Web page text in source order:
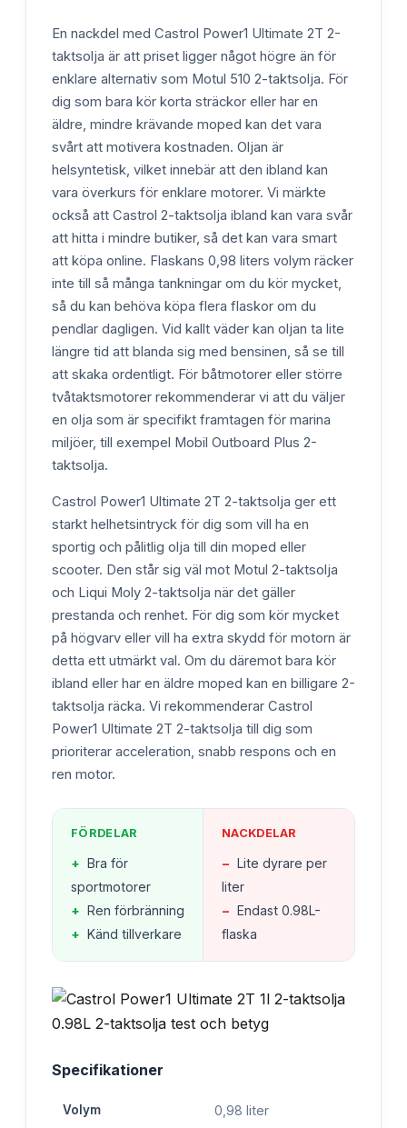
En nackdel med Castrol Power1 Ultimate 2T 2-
taktsolja är att priset ligger något högre än för
enklare alternativ som Motul 510 2-taktsolja. För
dig som bara kör korta sträckor eller har en
äldre, mindre krävande moped kan det vara
svårt att motivera kostnaden. Oljan är
helsyntetisk, vilket innebär att den ibland kan
vara överkurs för enklare motorer. Vi märkte
också att Castrol 2-taktsolja ibland kan vara svår
att hitta i mindre butiker, så det kan vara smart
att köpa online. Flaskans 0,98 liters volym räcker
inte till så många tankningar om du kör mycket,
så du kan behöva köpa flera flaskor om du
pendlar dagligen. Vid kallt väder kan oljan ta lite
längre tid att blanda sig med bensinen, så se till
att skaka ordentligt. För båtmotorer eller större
tvåtaktsmotorer rekommenderar vi att du väljer
en olja som är specifikt framtagen för marina
miljöer, till exempel Mobil Outboard Plus 2-
taktsolja.
Castrol Power1 Ultimate 2T 2-taktsolja ger ett
starkt helhetsintryck för dig som vill ha en
sportig och pålitlig olja till din moped eller
scooter. Den står sig väl mot Motul 2-taktsolja
och Liqui Moly 2-taktsolja när det gäller
prestanda och renhet. För dig som kör mycket
på högvarv eller vill ha extra skydd för motorn är
detta ett utmärkt val. Om du däremot bara kör
ibland eller har en äldre moped kan en billigare 2-
taktsolja räcka. Vi rekommenderar Castrol
Power1 Ultimate 2T 2-taktsolja till dig som
prioriterar acceleration, snabb respons och en
ren motor.
FÖRDELAR
+ Bra för
sportmotorer
+ Ren förbränning
+ Känd tillverkare
NACKDELAR
− Lite dyrare per
liter
− Endast 0.98L-
flaska
Specifikationer
Volym 0,98 liter